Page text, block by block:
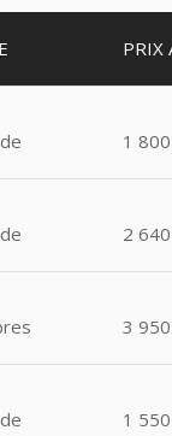
PRIX
1
2
3
1